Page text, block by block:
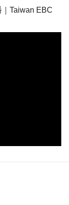
Taiwan EBC